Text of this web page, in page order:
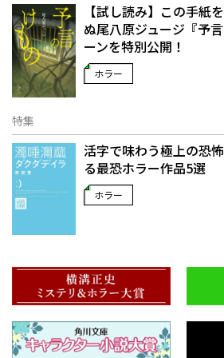
【試し読み】この手紙
ぬ――尾八原ジュージ『予
ーンを特別公開！
ホラー
特集
活字で味わう極上の恐
る最恐ホラー作品5選
ホラー